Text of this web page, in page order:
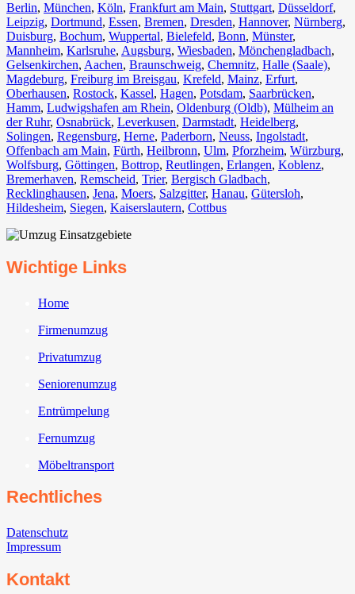
Berlin⁠, München, Köln⁠, Frankfurt am Main, Stuttgart, Düsseldorf,
Leipzig, Dortmund, Essen, Bremen, Dresden, Hannover, Nürnberg,
Duisburg⁠, Bochum, Wuppertal⁠, Bielefeld⁠, Bonn⁠, Münster⁠,
Mannheim, Karlsruhe, Augsburg, Wiesbaden⁠, Mönchengladbach⁠,
Gelsenkirchen⁠, Aachen⁠, Braunschweig, Chemnitz⁠, Halle (Saale)⁠,
Magdeburg, Freiburg im Breisgau⁠, Krefeld⁠, Mainz⁠, Erfurt,
Oberhausen⁠, Rostock⁠, Kassel⁠, Hagen, Potsdam, Saarbrücken⁠,
Hamm, Ludwigshafen am Rhein⁠, Oldenburg (Oldb), Mülheim an
der Ruhr, Osnabrück⁠, Leverkusen, Darmstadt⁠, Heidelberg,
Solingen, Regensburg, Herne⁠, Paderborn, Neuss, Ingolstadt,
Offenbach am Main, Fürth⁠, Heilbronn, Ulm⁠, Pforzheim, Würzburg,
Wolfsburg⁠, Göttingen, Bottrop, Reutlingen, Erlangen⁠, Koblenz,
Bremerhaven⁠, Remscheid, Trier⁠, Bergisch Gladbach,
Recklinghausen, Jena⁠, Moers⁠, Salzgitter⁠, Hanau, Gütersloh,
Hildesheim⁠, Siegen⁠, Kaiserslautern⁠, Cottbus⁠
Wichtige Links
Home
Firmenumzug
Privatumzug
Seniorenumzug
Entrümpelung
Fernumzug
Möbeltransport
Rechtliches
Datenschutz
Impressum
Kontakt